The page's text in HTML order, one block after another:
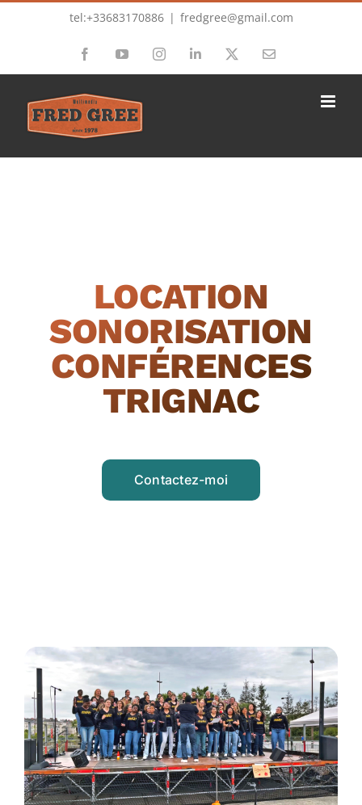
tel:+33683170886 | fredgree@gmail.com
FacebookYouTubeInstagramLinkedIn Email
LOCATION
SONORISATION
CONFÉRENCES
TRIGNAC
Contactez-moi